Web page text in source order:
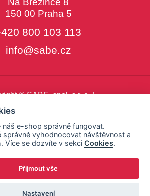
150 00 Praha 5
800 103 113
info@sabe.cz
© SABE, spol. s r. o. |
náš e-shop správně fungovat.
správně vyhodnocovat návštěvnost a
Více se dozvíte v sekciCookies.
Přijmout vše
Nastavení